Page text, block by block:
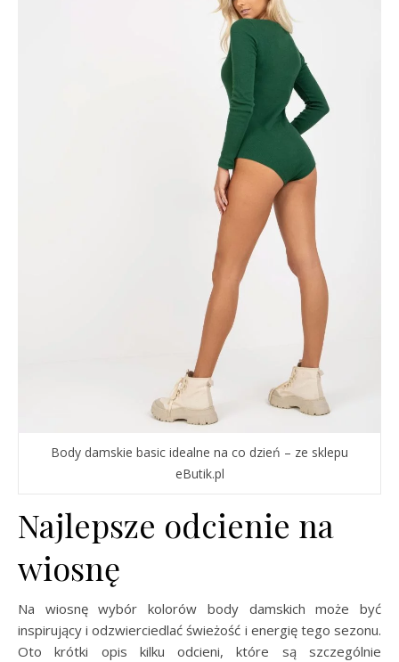
Body damskie basic idealne na co dzień – ze sklepu
eButik.pl
Najlepsze odcienie na
wiosnę
Na wiosnę wybór kolorów body damskich może być
inspirujący i odzwierciedlać świeżość i energię tego sezonu.
Oto krótki opis kilku odcieni, które są szczególnie